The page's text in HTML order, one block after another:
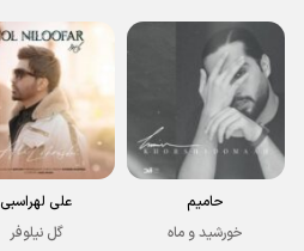
حامیم
خورشید و ماه
علی لهراسبی
گل نیلوفر